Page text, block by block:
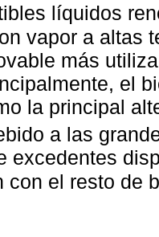
líquidos
vapor a altas
más
el
la principal
a las
excedentes
con el resto de